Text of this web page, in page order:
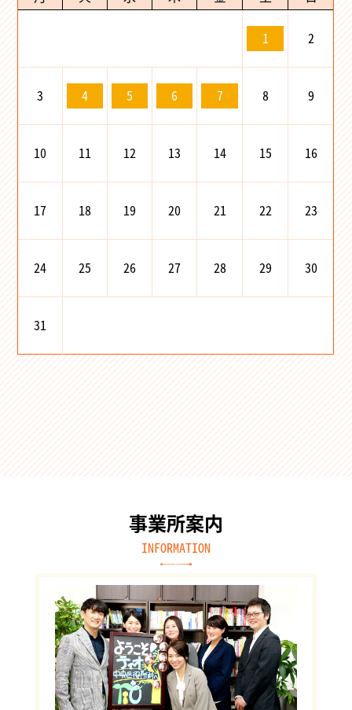
1 2
3 4 5 6 7 8 9
10 11 12 13 14 15 16
17 18 19 20 21 22 23
24 25 26 27 28 29 30
31
事業所案内
INFORMATION